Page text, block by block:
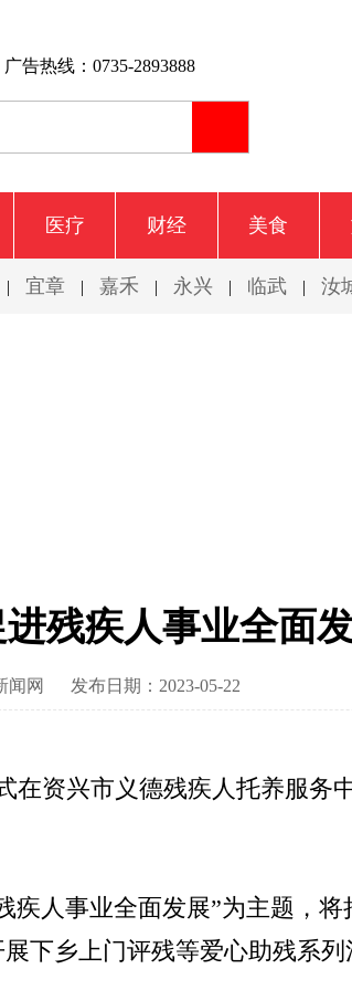
广告热线：0735-2893888
医疗 财经 美食
| 宜章 | 嘉禾 | 永兴 | 临武 | 汝
残疾人事业全面
闻网 发布日期：2023-05-22
资兴市义德残疾人托养服务
人事业全面发展”为主题，
下乡上门评残等爱心助残系列